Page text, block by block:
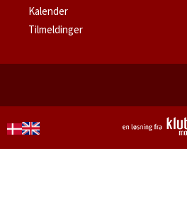
Kalender
Tilmeldinger